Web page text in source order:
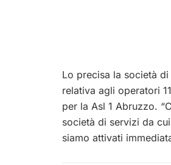
Lo precisa la società
relativa agli operatori
per la Asl 1 Abruzzo.
società di servizi da
siamo attivati